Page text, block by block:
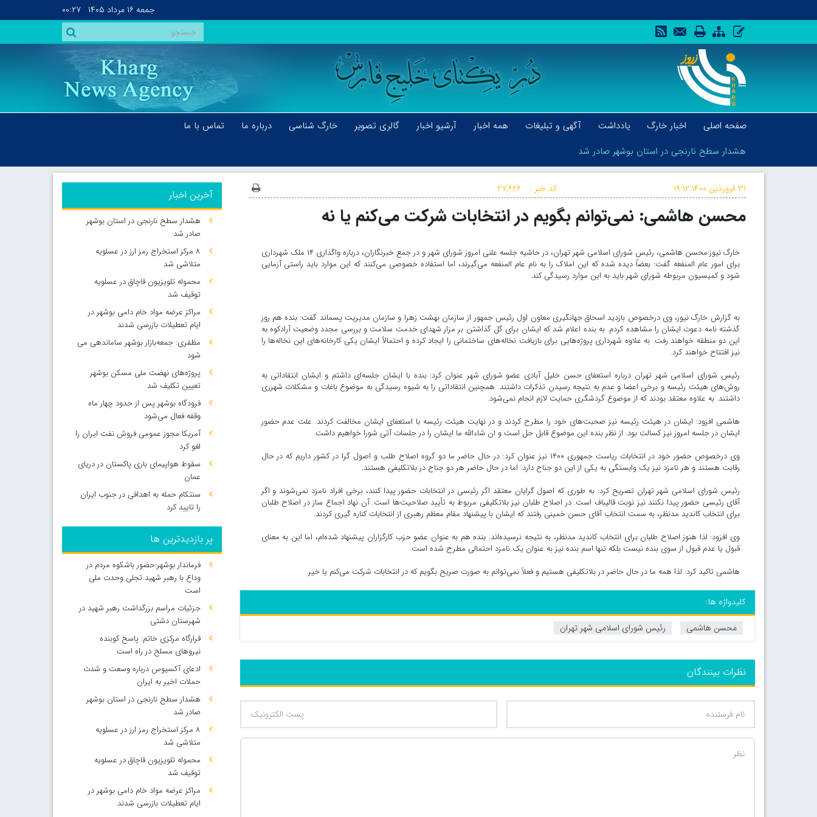
جمعه ۱۶ مرداد ۱۴۰۵ ۰۰:۲۷
صفحه اصلی اخبار خارگ یادداشت آگهی و تبلیغات همه اخبار آرشیو اخبار گالری تصویر خارگ شناسی درباره ما
تماس با ما
هشدار سطح نارنجی در استان بوشهر صادر شد
هشدار سطح نارنجی در استان بوشهر صادر شد
کد خبر : ۲۷,۶۲۶ ۳۱ فروردین ۱۴۰۰ ۱۹:۱۲
محسن هاشمی: نمی‌توانم بگویم در انتخابات شرکت می‌کنم یا نه
خارگ نیوز:محسن هاشمی، رئیس شورای اسلامی شهر تهران، در حاشیه جلسه علنی امروز شورای شهر و در جمع خبرنگاران، درباره واگذاری ۱۴ ملک شهرداری
برای امور عام المنفعه گفت: بعضاً دیده شده که این املاک را به نام عام المنفعه می‌گیرند، اما استفاده خصوصی می‌کنند که این موارد باید راستی آزمایی
شود و کمیسیون مربوطه شورای شهر باید به این موارد رسیدگی کند.
به گزارش خارگ نیوز، وی درخصوص بازدید اسحاق جهانگیری معاون اول رئیس جمهور از سازمان بهشت زهرا و سازمان مدیریت پسماند گفت: بنده هم روز
گذشته نامه دعوت ایشان را مشاهده کردم. به بنده اعلام شد که ایشان برای گل گذاشتن بر مزار شهدای خدمت سلامت و بررسی مجدد وضعیت آرادکوه به
این دو منطقه خواهند رفت. به علاوه شهرداری پروژه‌هایی برای بازیافت نخاله‌های ساختمانی را ایجاد کرده و احتمالاً ایشان یکی کارخانه‌های این نخاله‌ها را
نیز افتتاح خواهند کرد.
رئیس شورای اسلامی شهر تهران درباره استعفای حسن خلیل آبادی عضو شورای شهر عنوان کرد: بنده با ایشان جلسه‌ای داشتم و ایشان انتقاداتی به
روش‌های هیئت رئیسه و برخی اعضا و عدم به نتیجه رسیدن تذکرات داشتند. همچنین انتقاداتی را به شیوه رسیدگی به موضوع باغات و مشکلات شهرری
داشتند. به علاوه معتقد بودند که از موضوع گردشگری حمایت لازم انجام نمی‌شود.
هاشمی افزود: ایشان در هیئت رئیسه نیز صحبت‌های خود را مطرح کردند و در نهایت هیئت رئیسه با استعفای ایشان مخالفت کردند. علت عدم حضور
ایشان در جلسه امروز نیز کسالت بود. از نظر بنده این موضوع قابل حل است و ان شاءالله ما ایشان را در جلسات آتی شورا خواهیم داشت.
وی درخصوص حضور خود در انتخابات ریاست جمهوری ۱۴۰۰ نیز عنوان کرد: در حال حاضر ما دو گروه اصلاح طلب و اصول گرا در کشور داریم که در حال
رقابت هستند و هر نامزد نیز یک وابستگی به یکی از این دو جناح دارد. اما در حال حاضر هر دو جناح در بلاتکلیفی هستند.
رئیس شورای اسلامی شهر تهران تصریح کرد: به طوری که اصول گرایان معتقد اگر رئیسی در انتخابات حضور پیدا کنند، برخی افراد نامزد نمی‌شوند و اگر
آقای رئیسی حضور پیدا نکنند نیز نوبت قالیباف است. در اصلاح طلبان نیز بلاتکلیفی مربوط به تأیید صلاحیت‌ها است. آن نهاد اجماع ساز در اصلاح طلبان
برای انتخاب کاندید مدنظر، به سمت انتخاب آقای حسن خمینی رفتند که ایشان با پیشنهاد مقام معظم رهبری از انتخابات کناره گیری کردند.
وی افزود: لذا هنوز اصلاح طلبان برای انتخاب کاندید مدنظر، به نتیجه نرسیده‌اند. بنده هم به عنوان عضو حزب کارگزاران پیشنهاد شده‌ام، اما این به معنای
قبول یا عدم قبول از سوی بنده نیست بلکه تنها اسم بنده نیز به عنوان یک نامزد احتمالی مطرح شده است.
هاشمی تاکید کرد: لذا همه ما در حال حاضر در بلاتکلیفی هستیم و فعلاً نمی‌توانم به صورت صریح بگویم که در انتخابات شرکت می‌کنم یا خیر.
کلیدواژه ها:
محسن هاشمی
رئیس شورای اسلامی شهر تهران
نظرات بینندگان
آخرین اخبار
هشدار سطح نارنجی در استان بوشهر
صادر شد
۸ مرکز استخراج رمز ارز در عسلویه
متلاشی شد
محموله تلویزیون قاچاق در عسلویه
توقیف شد
مراکز عرضه مواد خام دامی بوشهر در
ایام تعطیلات بازرسی شدند
مظفری: جمعه‌بازار بوشهر ساماندهی می‌
شود
پروژه‌های نهضت ملی مسکن بوشهر
تعیین تکلیف شد
فرودگاه بوشهر پس از حدود چهار ماه
وقفه فعال می‌شود
آمریکا مجوز عمومی فروش نفت ایران را
لغو کرد
سقوط هواپیمای باری پاکستان در دریای
عمان
سنتکام حمله به اهدافی در جنوب ایران
را تایید کرد
پر بازدیدترین ها
فرماندار بوشهر:حضور باشکوه مردم در
وداع با رهبر شهید تجلی وحدت ملی
است
جزئیات مراسم بزرگداشت رهبر شهید در
شهرستان دشتی
قرارگاه مرکزی خاتم: پاسخ کوبنده
نیروهای مسلح در راه است
ادعای آکسیوس درباره وسعت و شدت
حملات اخیر به ایران
هشدار سطح نارنجی در استان بوشهر
صادر شد
۸ مرکز استخراج رمز ارز در عسلویه
متلاشی شد
محموله تلویزیون قاچاق در عسلویه
توقیف شد
مراکز عرضه مواد خام دامی بوشهر در
ایام تعطیلات بازرسی شدند